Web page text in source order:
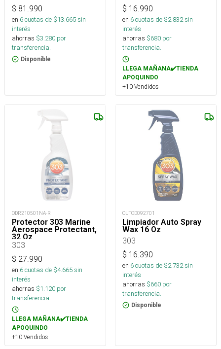
$ 81.990
en 6cuotas de $13.665sin
interés
ahorras $3.280 por
transferencia.
Disponible
$ 16.990
en 6cuotas de $2.832sin
interés
ahorras $680 por
transferencia.
LLEGA MAÑANA✔️TIENDA
APOQUINDO
+10 Vendidos
ODR210501NA-R
Protector 303 Marine
Aerospace Protectant,
32 Oz
303
$ 27.990
en 6cuotas de $4.665sin
interés
ahorras $1.120 por
transferencia.
LLEGA MAÑANA✔️TIENDA
APOQUINDO
+10 Vendidos
OUTOD092701
Limpiador Auto Spray
Wax 16 Oz
303
$ 16.390
en 6cuotas de $2.732sin
interés
ahorras $660 por
transferencia.
Disponible